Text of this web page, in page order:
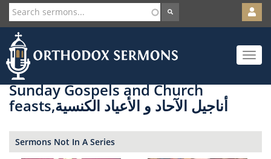
Skip
to
main
content
User
account
menu
Toggle
Sunday Gospels and Church
feasts,أناجيل الآحاد و الأعياد الكنسية
Sermons Not In A Series